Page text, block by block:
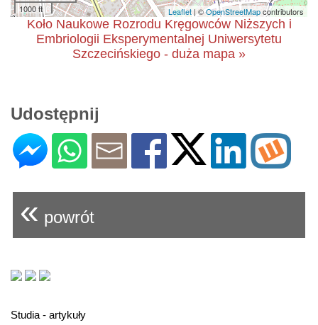
1000 ft
Leaflet| ©OpenStreetMapcontributors
Koło Naukowe Rozrodu Kręgowców Niższych i
Embriologii Eksperymentalnej Uniwersytetu
Szczecińskiego - duża mapa »
Udostępnij
« powrót
Studia - artykuły